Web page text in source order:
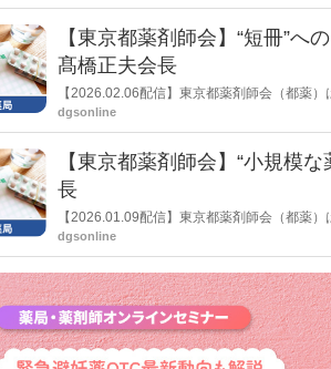
【東京都薬剤師会】“短冊”へ
髙橋正夫会長
【2026.02.06配信】東京都薬剤師会（都薬
剤報酬改定の個別項目、いわゆる短冊へ向
dgsonline
【東京都薬剤師会】“小規模
長
【2026.01.09配信】東京都薬剤師会（都薬
酬改定の議論に触れ、小規模な薬局を大規
dgsonline